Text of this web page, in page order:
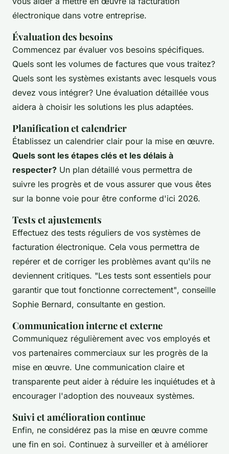
électronique dans votre entreprise.
Évaluation des besoins
Commencez par évaluer vos besoins spécifiques.
Quels sont les volumes de factures que vous traitez?
Quels sont les systèmes existants avec lesquels vous
devez vous intégrer? Une évaluation détaillée vous
aidera à choisir les solutions les plus adaptées.
Planification et calendrier
Établissez un calendrier clair pour la mise en œuvre.
Quels sont les étapes clés et les délais à
respecter? Un plan détaillé vous permettra de
suivre les progrès et de vous assurer que vous êtes
sur la bonne voie pour être conforme d'ici 2026.
Tests et ajustements
Effectuez des tests réguliers de vos systèmes de
facturation électronique. Cela vous permettra de
repérer et de corriger les problèmes avant qu'ils ne
deviennent critiques. "Les tests sont essentiels pour
garantir que tout fonctionne correctement", conseille
Sophie Bernard, consultante en gestion.
Communication interne et externe
Communiquez régulièrement avec vos employés et
vos partenaires commerciaux sur les progrès de la
mise en œuvre. Une communication claire et
transparente peut aider à réduire les inquiétudes et à
encourager l'adoption des nouveaux systèmes.
Suivi et amélioration continue
Enfin, ne considérez pas la mise en œuvre comme
une fin en soi. Continuez à surveiller et à améliorer